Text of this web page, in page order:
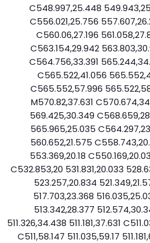
C548.997,25.448
C556.021,25.756
C560.06,27.196
C563.154,29.942
C564.756,33.391
C565.522,41.056
C565.552,57.996
M570.82,37.631
569.425,30.349
565.965,25.035
560.652,21.575
553.369,20.18
C532.853,20 531.831,20.033
523.257,20.834
517.703,23.368
513.342,28.377
511.326,34.438 511.181,37.631
C511,58.147 511.035,59.17